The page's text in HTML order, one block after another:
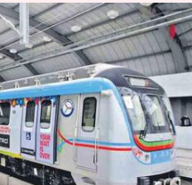
ఫోర్త్‌ సిటీకి
11:19 am